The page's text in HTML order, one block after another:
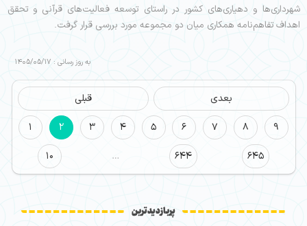
شهرداری‌ها و دهیاری‌های کشور در راستای توسعه فعالیت‌های قرآنی و تحقق
اهداف تفاهم‌نامه همکاری میان دو مجموعه مورد بررسی قرار گرفت.
به روز رسانی : 1405/05/17
قبلی
بعدی
1
2 3 4 5 6 7 8
9
10
… 644 645
پربازدیدترین